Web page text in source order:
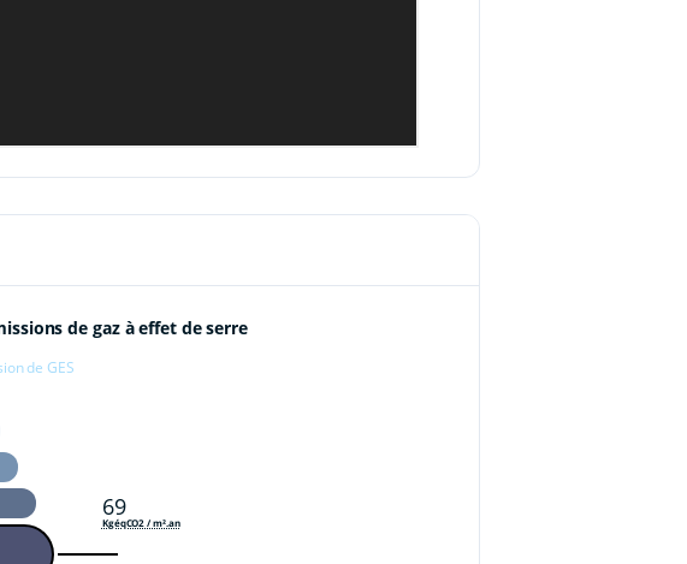
de gaz à effet de serre
de GES
69
KgéqCO2 / m².an